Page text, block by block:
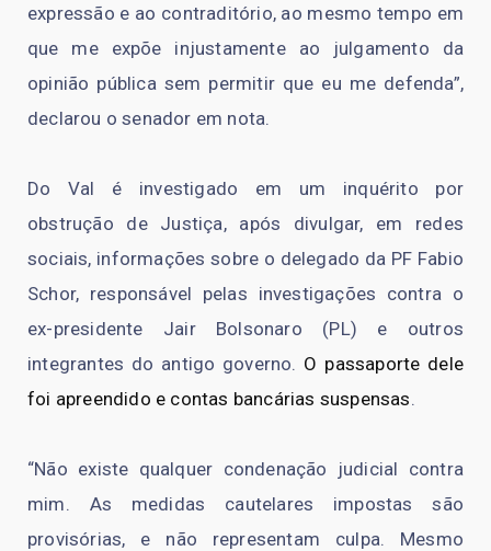
expressão e ao contraditório, ao mesmo tempo em
que me expõe injustamente ao julgamento da
opinião pública sem permitir que eu me defenda”,
declarou o senador em nota.
Do Val é investigado em um inquérito por
obstrução de Justiça, após divulgar, em redes
sociais, informações sobre o delegado da PF Fabio
Schor, responsável pelas investigações contra o
ex-presidente Jair Bolsonaro (PL) e outros
integrantes do antigo governo. O passaporte dele
foi apreendido e contas bancárias suspensas.
“Não existe qualquer condenação judicial contra
mim. As medidas cautelares impostas são
provisórias, e não representam culpa. Mesmo